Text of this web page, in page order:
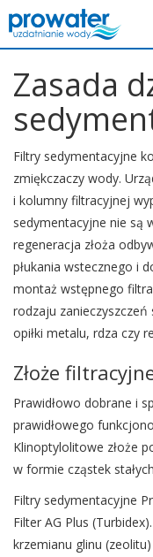
Zasada
Filtry sedymentacyjne
zmiękczaczy wody.
i kolumny filtracyjnej
sedymentacyjne nie są
regeneracja złoża
płukania wstecznego i
montaż wstępnego
rodzaju zanieczyszczeń
opiłki metalu, rdza czy
Złoże
Prawidłowo dobrane i
prawidłowego
Klinoptylolitowe złoże
w formie cząstek
Filtry sedymentacyjne
Filter AG Plus
krzemianu glinu